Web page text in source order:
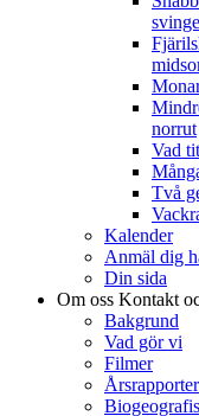
norrut
Vad
Två
Kalender
Anmäl dig
Din sida
Om oss Kontakt
Bakgrund
Vad gör vi
Filmer
Årsrapporter